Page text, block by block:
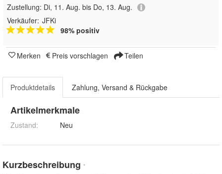
Zustellung: Di, 11. Aug. bis Do, 13. Aug.
Verkäufer: JFKi
98% positiv
Merken Preis vorschlagen Teilen
Produktdetails Zahlung, Versand & Rückgabe
Artikelmerkmale
Zustand: Neu
Kurzbeschreibung *